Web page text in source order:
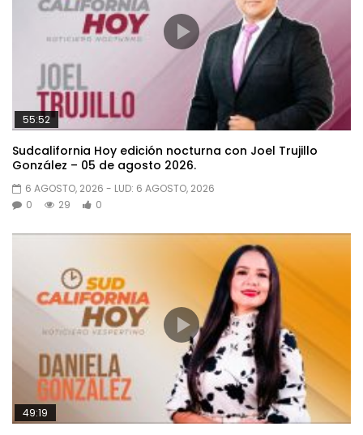
55:52
Sudcalifornia Hoy edición nocturna con Joel Trujillo
González – 05 de agosto 2026.
6 AGOSTO, 2026 - LUD: 6 AGOSTO, 2026
0
29 0
49:19